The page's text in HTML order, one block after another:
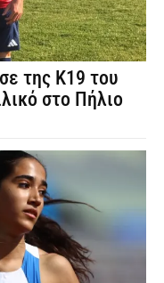
της Κ19 του
στο Πήλιο